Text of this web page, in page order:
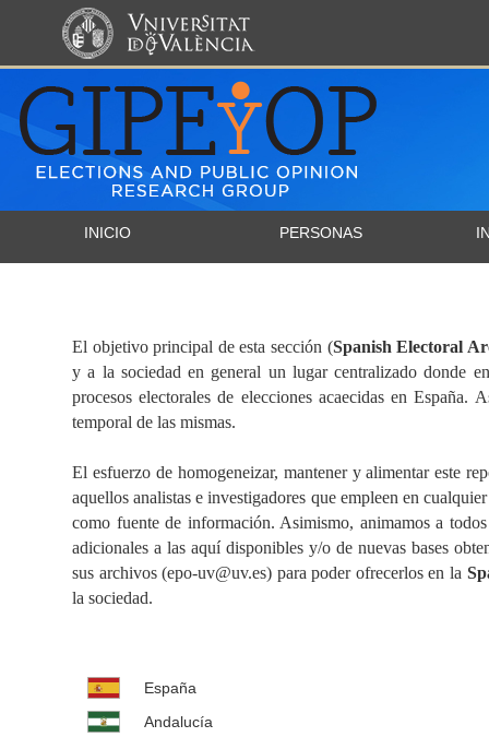
INICIO PERSONAS
El objetivo principal de esta sección (Spanish Electoral
y a la sociedad en general un lugar centralizado donde
procesos electorales de elecciones acaecidas en
temporal de las mismas.
El esfuerzo de homogeneizar, mantener y alimentar este
aquellos analistas e investigadores que empleen en
como fuente de información. Asimismo, animamos a
adicionales a las aquí disponibles y/o de nuevas bases
sus archivos (epo-uv@uv.es) para poder ofrecerlos en la
la sociedad.
España
Andalucía